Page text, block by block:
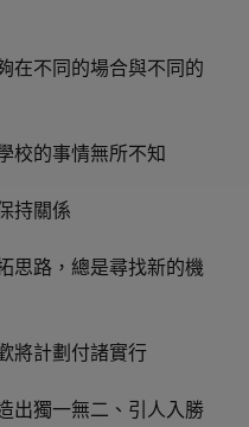
在不同的場合與不同的
校的事情無所不知
持關係
思路，總是尋找新的機
將計劃付諸實行
出獨一無二、引人入勝